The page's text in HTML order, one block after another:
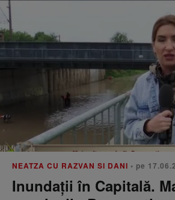
NEATZA CU RAZVAN SI DANI • pe
Inundații în Capitală.